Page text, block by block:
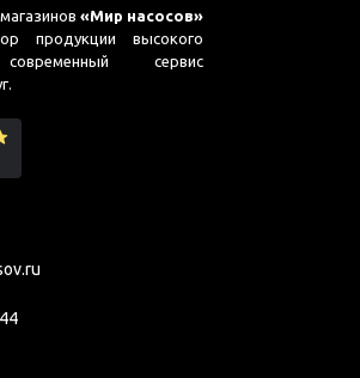
«Мир насосов»
продукции высокого
сервис